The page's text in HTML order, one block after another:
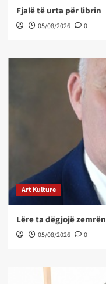
Fjalë të urta për librin
05/08/2026 0
Art Kulture
Lëre ta dëgjojë zemrën
05/08/2026 0